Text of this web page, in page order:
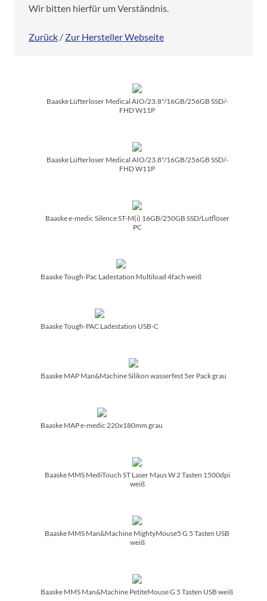
Wir bitten hierfür um Verständnis.
Zurück / Zur Hersteller Webseite
Baaske Lüfterloser Medical AIO/­23.8"/­16GB/­256GB SSD/­
FHD W11P
Baaske Lüfterloser Medical AIO/­23.8"/­16GB/­256GB SSD/­
FHD W11P
Baaske e-medic Silence ST-M(i) 16GB/­250GB SSD/­Lutflöser
PC
Baaske Tough-Pac Ladestation Multiload 4fach weiß
Baaske Tough-PAC Ladestation USB-C
Baaske MAP Man&Machine Silikon wasserfest 5er Pack grau
Baaske MAP e-medic 220x180mm grau
Baaske MMS MediTouch ST Laser Maus W 2 Tasten 1500dpi
weiß
Baaske MMS Man&Machine MightyMouse5 G 5 Tasten USB
weiß
Baaske MMS Man&Machine PetiteMouse G 5 Tasten USB weiß